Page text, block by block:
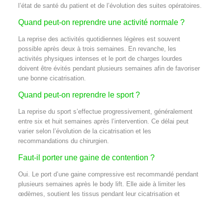
l’état de santé du patient et de l’évolution des suites opératoires.
Quand peut-on reprendre une activité normale ?
La reprise des activités quotidiennes légères est souvent
possible après deux à trois semaines. En revanche, les
activités physiques intenses et le port de charges lourdes
doivent être évités pendant plusieurs semaines afin de favoriser
une bonne cicatrisation.
Quand peut-on reprendre le sport ?
La reprise du sport s’effectue progressivement, généralement
entre six et huit semaines après l’intervention. Ce délai peut
varier selon l’évolution de la cicatrisation et les
recommandations du chirurgien.
Faut-il porter une gaine de contention ?
Oui. Le port d’une gaine compressive est recommandé pendant
plusieurs semaines après le body lift. Elle aide à limiter les
œdèmes, soutient les tissus pendant leur cicatrisation et